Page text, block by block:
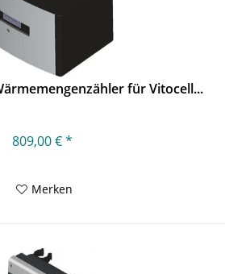
für Vitocell...
809,00 € *
Merken